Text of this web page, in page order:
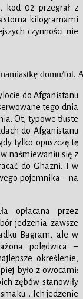
kod 02 przegrał z
kilogramami
czynności nie
domu/fot.
do Afganistanu
tego dnia
Ot, typowe tłuste
do Afganistanu
tylko opuszczę tę
naśmiewaniu się z
do Ghazni. I w
pojemnika – na
opłacana przez
jedzenia zawsze
Bagram, ale w
polędwica –
określenie,
było z owocami:
zębów stanowiły
Ich jedzenie